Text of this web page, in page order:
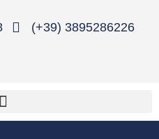
(+39) 3895286226